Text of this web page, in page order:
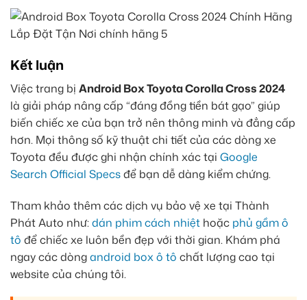
Kết luận
Việc trang bị Android Box Toyota Corolla Cross 2024
là giải pháp nâng cấp “đáng đồng tiền bát gạo” giúp
biến chiếc xe của bạn trở nên thông minh và đẳng cấp
hơn. Mọi thông số kỹ thuật chi tiết của các dòng xe
Toyota đều được ghi nhận chính xác tại Google
Search Official Specsđể bạn dễ dàng kiểm chứng.
Tham khảo thêm các dịch vụ bảo vệ xe tại Thành
Phát Auto như:dán phim cách nhiệt hoặc phủ gầm ô
tô để chiếc xe luôn bền đẹp với thời gian. Khám phá
ngay các dòngandroid box ô tô chất lượng cao tại
website của chúng tôi.